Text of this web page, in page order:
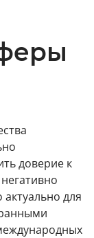
доверие к
для